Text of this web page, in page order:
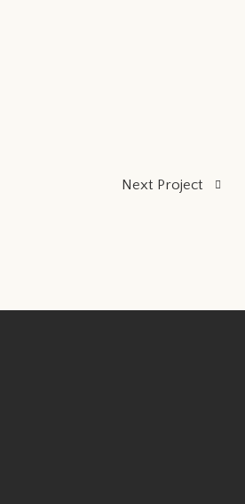
Next Project